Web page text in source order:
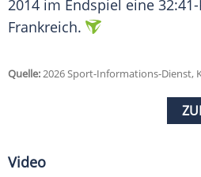
2014 im Endspiel eine
Frankreich.
Quelle:2026 Sport-Informations-Dienst,
Video